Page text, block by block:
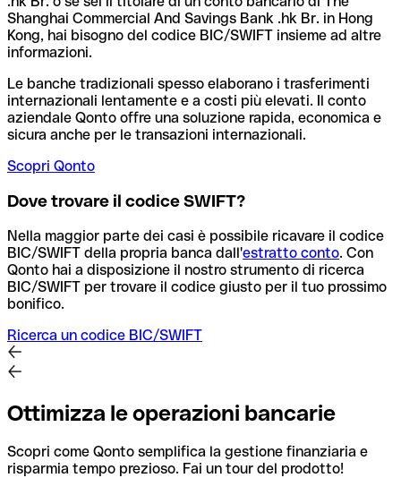
Shanghai Commercial And Savings Bank .hk Br. in Hong
Kong, hai bisogno del codice BIC/SWIFT insieme ad altre
informazioni.
Le banche tradizionali spesso elaborano i trasferimenti
internazionali lentamente e a costi più elevati. Il conto
aziendale Qonto offre una soluzione rapida, economica e
sicura anche per le transazioni internazionali.
Scopri Qonto
Dove trovare il codice SWIFT?
Nella maggior parte dei casi è possibile ricavare il codice
BIC/SWIFT della propria banca dall'estratto conto. Con
Qonto hai a disposizione il nostro strumento di ricerca
BIC/SWIFT per trovare il codice giusto per il tuo prossimo
bonifico.
Ricerca un codice BIC/SWIFT
Ottimizza le operazioni bancarie
Scopri come Qonto semplifica la gestione finanziaria e
risparmia tempo prezioso. Fai un tour del prodotto!